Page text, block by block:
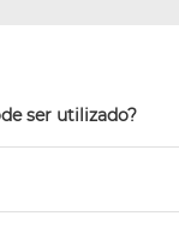
ser utilizado?